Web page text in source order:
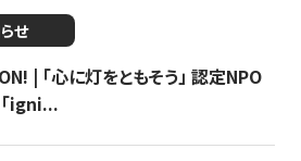
せ
| 「心に灯をともそう」 認定NPO
igni...